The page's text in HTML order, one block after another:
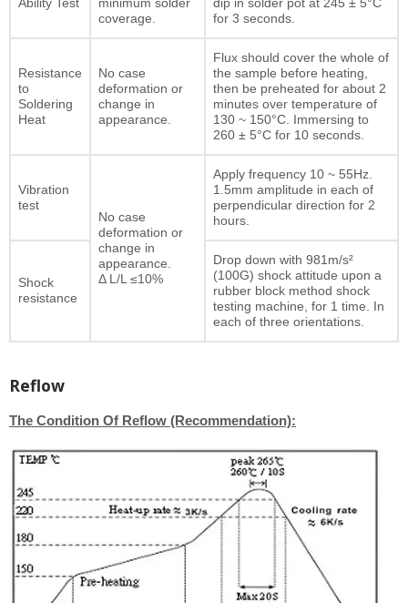
Ability Test
minimum solder
coverage.
dip in solder pot at 245 ± 5°C
for 3 seconds.
Resistance
to
Soldering
Heat
No case
deformation or
change in
appearance.
Flux should cover the whole of
the sample before heating,
then be preheated for about 2
minutes over temperature of
130 ~ 150°C. Immersing to
260 ± 5°C for 10 seconds.
Vibration
test
No case
deformation or
change in
appearance.
Δ L/L ≤10%
Apply frequency 10 ~ 55Hz.
1.5mm amplitude in each of
perpendicular direction for 2
hours.
Shock
resistance
Drop down with 981m/s²
(100G) shock attitude upon a
rubber block method shock
testing machine, for 1 time. In
each of three orientations.
Reflow
The Condition Of Reflow (Recommendation):